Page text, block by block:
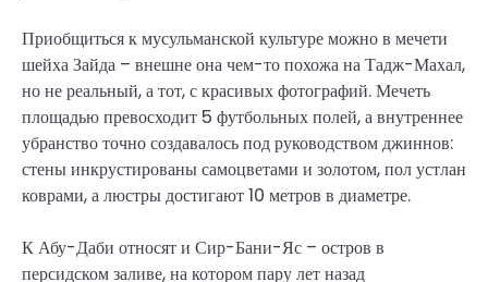
Приобщиться к мусульманской культуре можно в мечети
шейха Зайда – внешне она чем-то похожа на Тадж-Махал,
но не реальный, а тот, с красивых фотографий. Мечеть
площадью превосходит 5 футбольных полей, а внутреннее
убранство точно создавалось под руководством джиннов:
стены инкрустированы самоцветами и золотом, пол устлан
коврами, а люстры достигают 10 метров в диаметре.
К Абу-Даби относят и Сир-Бани-Яс – остров в
персидском заливе, на котором пару лет назад